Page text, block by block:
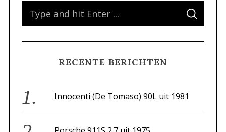
f
o
S
C
RECENTE BERICHTEN
Innocenti (De Tomaso) 90L uit 1981